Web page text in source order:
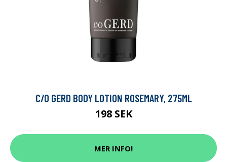
C/O GERD BODY LOTION ROSEMARY, 275ML
198 SEK
MER INFO!